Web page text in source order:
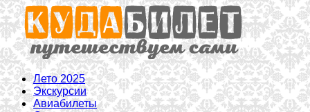
Лето 2025
Экскурсии
Авиабилеты